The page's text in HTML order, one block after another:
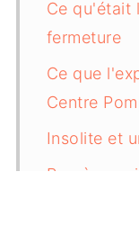
Ce qu'était
fermeture
Ce que
Centre
Insolite et
Bon à savoir